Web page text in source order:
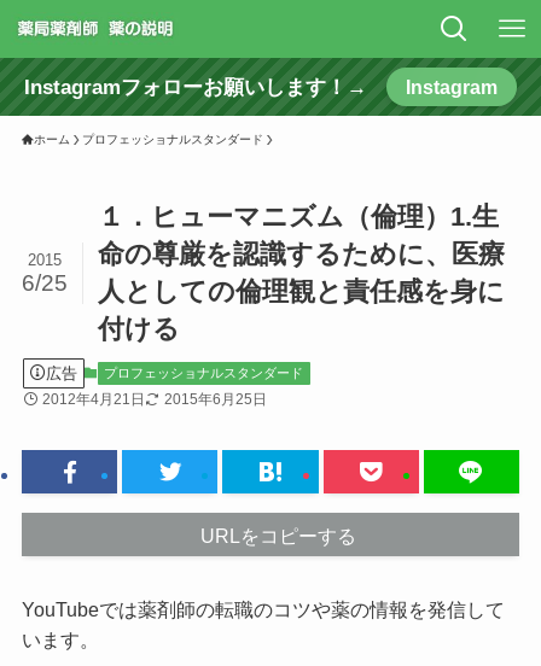
Instagramフォローお願いします！→ Instagram
ホーム プロフェッショナルスタンダード
１．ヒューマニズム（倫理）1.生
命の尊厳を認識するために、医療
人としての倫理観と責任感を身に
付ける
2015
6/25
広告 プロフェッショナルスタンダード
2012年4月21日 2015年6月25日
URLをコピーする
YouTubeでは薬剤師の転職のコツや薬の情報を発信して
います。